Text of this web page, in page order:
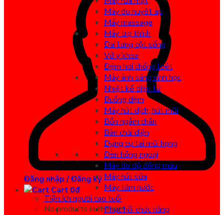
Đăng nhập / Đăng ký
Cart 0đ
No products in the cart.
Máy đo huyết áp
Máy massage
Máy trợ thính
Đai lưng cột sống
Vớ y khoa
Đệm hơi chống loét
Máy ánh sáng sinh học
Nhiệt kế điện tử
Buồng đệm
Máy hút dịch, hút mũi
Bồn ngâm chân
Bàn chải điện
Dụng cụ tai mũi họng
Đèn hồng ngoại
Máy đo độ đông máu
Máy hút sữa
Máy tăm nước
Tiện ích người cao tuổi
Phục hồi chức năng